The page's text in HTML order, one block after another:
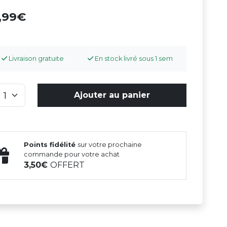
Livraison gratuite En stock livré sous 1 sem
Ajouter au panier
Points fidélité sur votre prochaine
commande pour votre achat
3,50OFFERT